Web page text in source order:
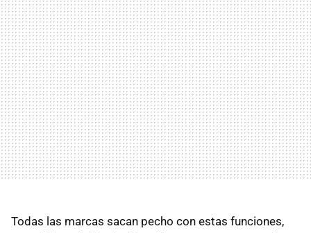
Todas las marcas sacan pecho con estas funciones,